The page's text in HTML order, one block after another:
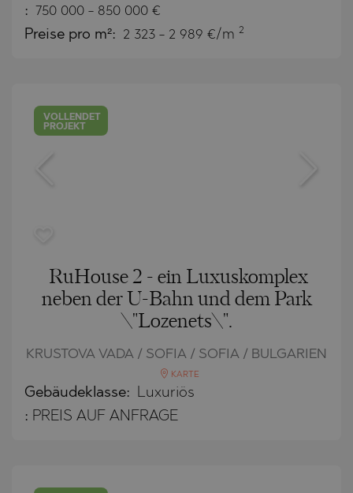
: 750 000 - 850 000 €
Preise pro m²: 2 323 - 2 989 €/m 2
VOLLENDET
PROJEKT
RuHouse 2 - ein Luxuskomplex
neben der U-Bahn und dem Park
\"Lozenets\".
KRUSTOVA VADA / SOFIA / SOFIA / BULGARIEN
KARTE
Gebäudeklasse: Luxuriös
: PREIS AUF ANFRAGE